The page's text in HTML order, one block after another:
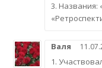
3. Названия:
Валя
1.